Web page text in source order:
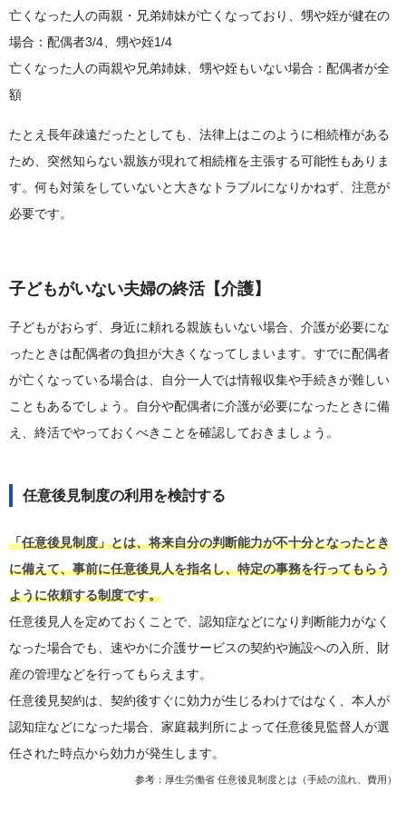
亡くなった人の両親・兄弟姉妹が亡くなっており、甥や姪が健在の
場合：配偶者3/4、甥や姪1/4
亡くなった人の両親や兄弟姉妹、甥や姪もいない場合：配偶者が全
額
たとえ長年疎遠だったとしても、法律上はこのように相続権がある
ため、突然知らない親族が現れて相続権を主張する可能性もありま
す。何も対策をしていないと大きなトラブルになりかねず、注意が
必要です。
子どもがいない夫婦の終活【介護】
子どもがおらず、身近に頼れる親族もいない場合、介護が必要にな
ったときは配偶者の負担が大きくなってしまいます。すでに配偶者
が亡くなっている場合は、自分一人では情報収集や手続きが難しい
こともあるでしょう。自分や配偶者に介護が必要になったときに備
え、終活でやっておくべきことを確認しておきましょう。
任意後見制度の利用を検討する
「任意後見制度」とは、将来自分の判断能力が不十分となったとき
に備えて、事前に任意後見人を指名し、特定の事務を行ってもらう
ように依頼する制度です。
任意後見人を定めておくことで、認知症などになり判断能力がなく
なった場合でも、速やかに介護サービスの契約や施設への入所、財
産の管理などを行ってもらえます。
任意後見契約は、契約後すぐに効力が生じるわけではなく、本人が
認知症などになった場合、家庭裁判所によって任意後見監督人が選
任された時点から効力が発生します。
参考： 厚生労働省 任意後見制度とは（手続の流れ、費用）